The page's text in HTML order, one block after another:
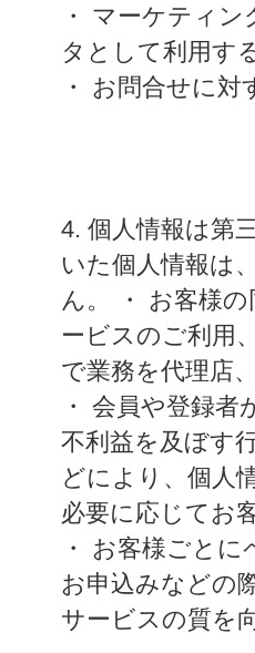
・ マーケティ
タとして利用す
・ お問合せに
4. 個人情報は第
いた個人情報は
ん。 ・ お客様
ービスのご利用
で業務を代理店
・ 会員や登録
不利益を及ぼす
どにより、個人
必要に応じてお
・ お客様ごと
お申込みなどの
サービスの質を